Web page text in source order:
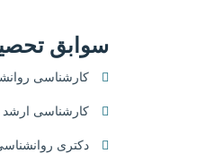
سوابق
کارشناسی
کارشناسی
دکتری